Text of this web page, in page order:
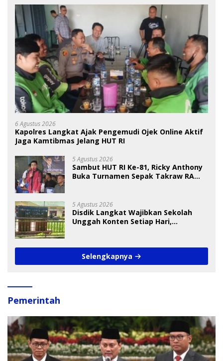
6 Agustus 2026
Kapolres Langkat Ajak Pengemudi Ojek Online Aktif
Jaga Kamtibmas Jelang HUT RI
5 Agustus 2026
Sambut HUT RI Ke-81, Ricky Anthony
Buka Turnamen Sepak Takraw RA
5 Agustus 2026
Disdik Langkat Wajibkan Sekolah
Unggah Konten Setiap Hari,
Selengkapnya
Pemerintah